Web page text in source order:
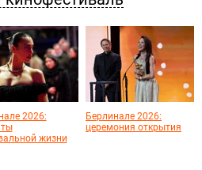
2026:
жизни
Берлинале 2026:
церемония открытия